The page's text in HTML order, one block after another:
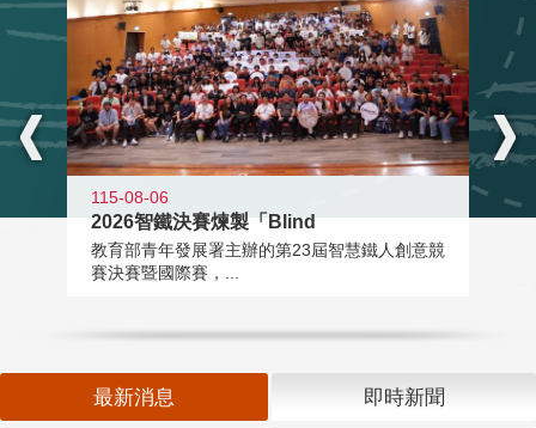
115-08-06
2026智鐵決賽煉製「Blind
教育部青年發展署主辦的第23屆智慧鐵人創意競
賽決賽暨國際賽，...
最新消息 即時新聞